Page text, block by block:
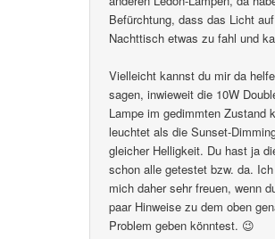
Befürchtung, dass das Licht
Nachttisch etwas zu fahl und
Vielleicht kannst du mir da
sagen, inwieweit die 10W
Lampe im gedimmten Zustand
leuchtet als die Sunset-
gleicher Helligkeit. Du hast ja
schon alle getestet bzw. da.
mich daher sehr freuen, wenn
paar Hinweise zu dem oben
Problem geben könntest. 😉